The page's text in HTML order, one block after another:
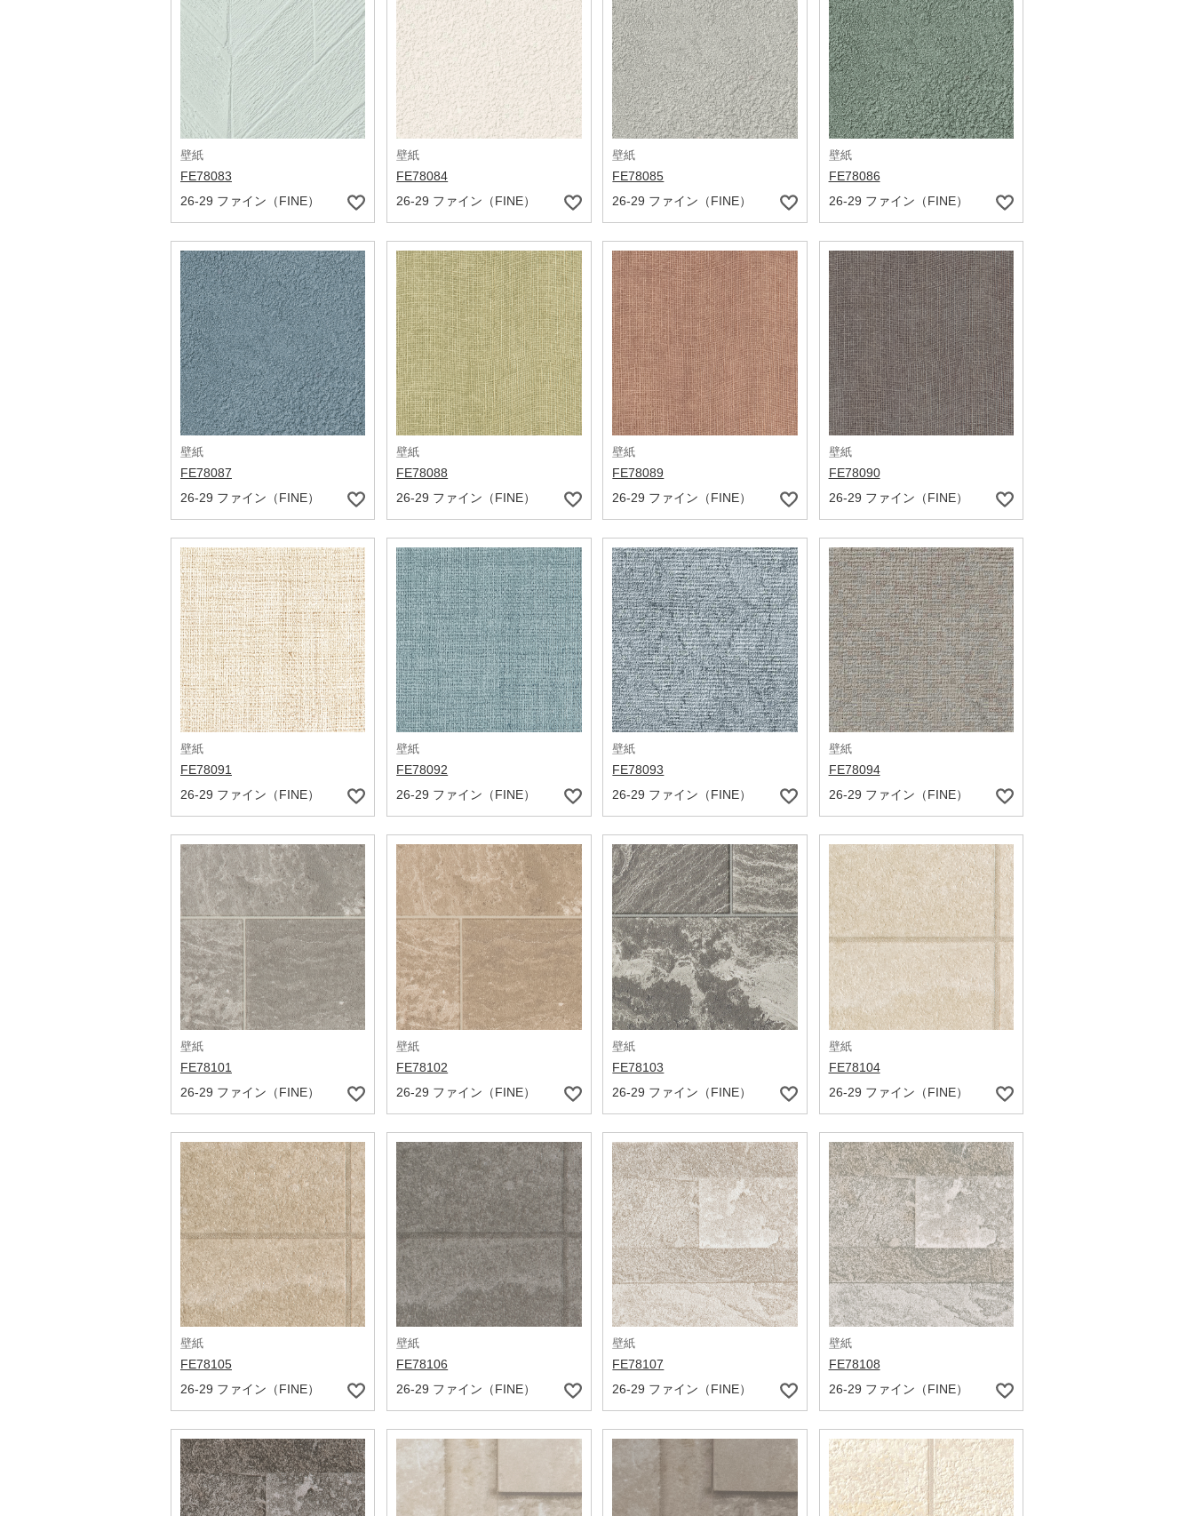
壁紙
FE78083
26-29 ファイン（FINE）
壁紙
FE78084
26-29 ファイン（FINE）
壁紙
FE78085
26-29 ファイン（FINE）
壁紙
FE78086
26-29 ファイン（FINE）
壁紙
FE78087
26-29 ファイン（FINE）
壁紙
FE78088
26-29 ファイン（FINE）
壁紙
FE78089
26-29 ファイン（FINE）
壁紙
FE78090
26-29 ファイン（FINE）
壁紙
FE78091
26-29 ファイン（FINE）
壁紙
FE78092
26-29 ファイン（FINE）
壁紙
FE78093
26-29 ファイン（FINE）
壁紙
FE78094
26-29 ファイン（FINE）
壁紙
FE78101
26-29 ファイン（FINE）
壁紙
FE78102
26-29 ファイン（FINE）
壁紙
FE78103
26-29 ファイン（FINE）
壁紙
FE78104
26-29 ファイン（FINE）
壁紙
FE78105
26-29 ファイン（FINE）
壁紙
FE78106
26-29 ファイン（FINE）
壁紙
FE78107
26-29 ファイン（FINE）
壁紙
FE78108
26-29 ファイン（FINE）